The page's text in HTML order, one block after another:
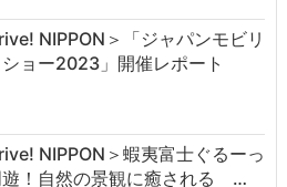
NIPPON＞「ジャパンモビリ
ョー2023」開催レポート
NIPPON＞蝦夷富士ぐるーっ
遊！自然の景観に癒される …